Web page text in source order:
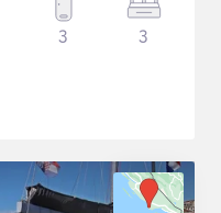
3 3